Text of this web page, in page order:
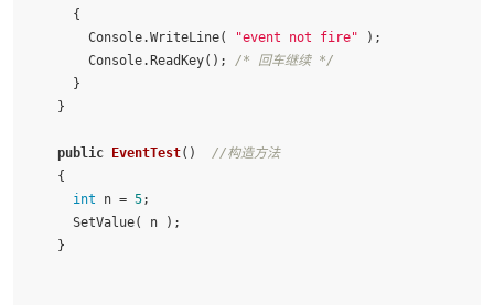
      {
        Console.WriteLine(
"event not fire" );
        Console.ReadKey();
/* 回车继续 */
      }
    }
public EventTest() //构造方法
    {
int n = 5;
      SetValue( n );
    }